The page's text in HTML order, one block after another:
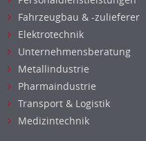
Fahrzeugbau & -zulieferer
Elektrotechnik
Unternehmensberatung
Metallindustrie
Pharmaindustrie
Transport & Logistik
Medizintechnik